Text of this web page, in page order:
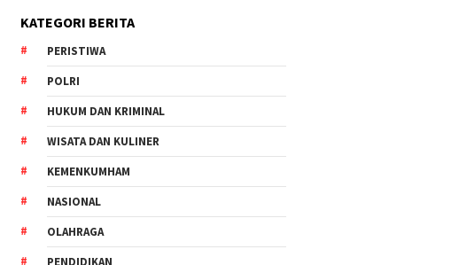
KATEGORI BERITA
PERISTIWA
POLRI
HUKUM DAN KRIMINAL
WISATA DAN KULINER
KEMENKUMHAM
NASIONAL
OLAHRAGA
PENDIDIKAN